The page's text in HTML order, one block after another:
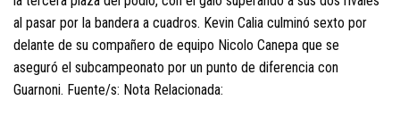
al pasar por la bandera a cuadros. Kevin Calia culminó sexto por
delante de su compañero de equipo Nicolo Canepa que se
aseguró el subcampeonato por un punto de diferencia con
Guarnoni. Fuente/s: Nota Relacionada: